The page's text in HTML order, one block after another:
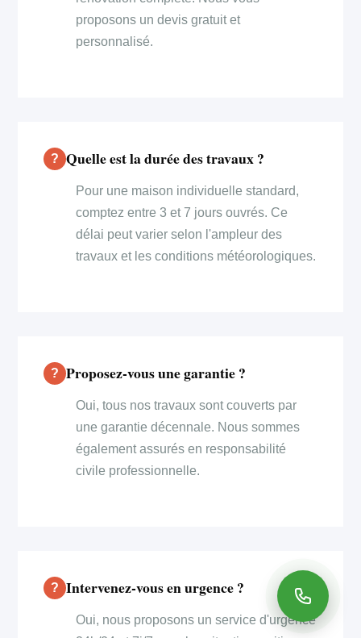
proposons un devis gratuit et
personnalisé.
Quelle est la durée des travaux ?
Pour une maison individuelle standard,
comptez entre 3 et 7 jours ouvrés. Ce
délai peut varier selon l'ampleur des
travaux et les conditions météorologiques.
Proposez-vous une garantie ?
Oui, tous nos travaux sont couverts par
une garantie décennale. Nous sommes
également assurés en responsabilité
civile professionnelle.
Intervenez-vous en urgence ?
Oui, nous proposons un service d'urgence